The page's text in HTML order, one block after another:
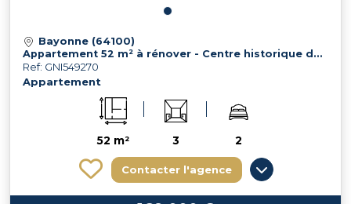
Bayonne (64100)
Appartement 52 m² à rénover - Centre historique de Bayonne
Ref: GNI549270
Appartement
52 m² 3 2
Contacter l'agence